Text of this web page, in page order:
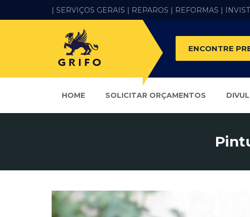
| SERVIÇOS GERAIS | REPAROS | REFORMAS |
ENCONTRE
HOME SOLICITAR ORÇAMENTOS